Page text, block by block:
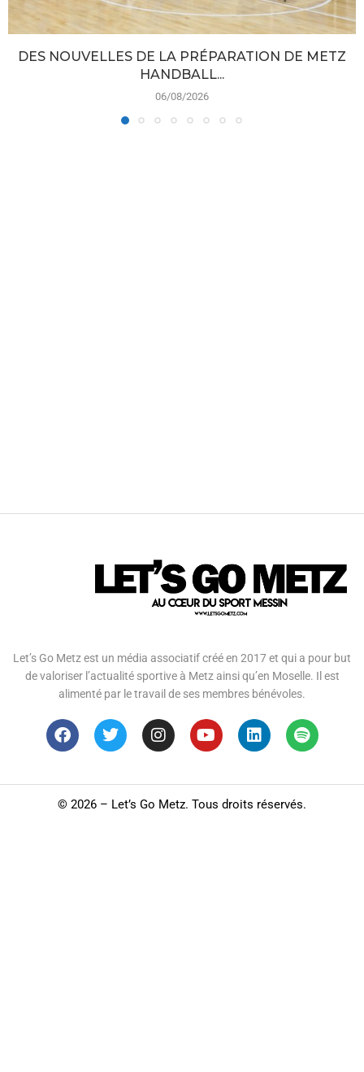
DES NOUVELLES DE LA PRÉPARATION DE METZ
HANDBALL...
06/08/2026
Let’s Go Metz est un média associatif créé en 2017 et qui a pour but
de valoriser l’actualité sportive à Metz ainsi qu’en Moselle. Il est
alimenté par le travail de ses membres bénévoles.
© 2026 – Let’s Go Metz. Tous droits réservés.